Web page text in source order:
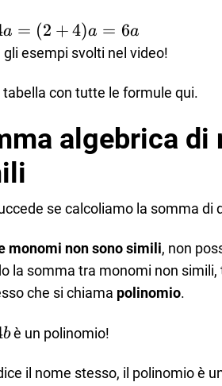
a = (2 + 4)a = 6a
gli esempi svolti nel video!
tabella con tutte le formule qui.
algebrica di
se calcoliamo la somma di
monomi non sono simili, non
la somma tra monomi non
che si chiama polinomio.
bè un polinomio!
il nome stesso, il polinomio è